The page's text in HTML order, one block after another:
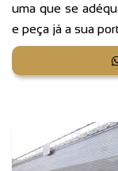
uma que se
e peça já a sua